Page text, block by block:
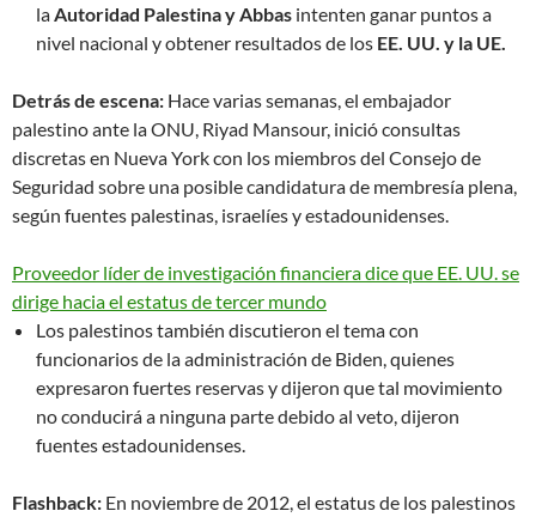
laAutoridad Palestina y Abbas intenten ganar puntos a
nivel nacional y obtener resultados de los EE. UU. y la UE.
Detrás de escena: Hace varias semanas, el embajador
palestino ante la ONU, Riyad Mansour, inició consultas
discretas en Nueva York con los miembros del Consejo de
Seguridad sobre una posible candidatura de membresía plena,
según fuentes palestinas, israelíes y estadounidenses.
Proveedor líder de investigación financiera dice que EE. UU. se
dirige hacia el estatus de tercer mundo
Los palestinos también discutieron el tema con
funcionarios de la administración de Biden, quienes
expresaron fuertes reservas y dijeron que tal movimiento
no conducirá a ninguna parte debido al veto, dijeron
fuentes estadounidenses.
Flashback: En noviembre de 2012, el estatus de los palestinos